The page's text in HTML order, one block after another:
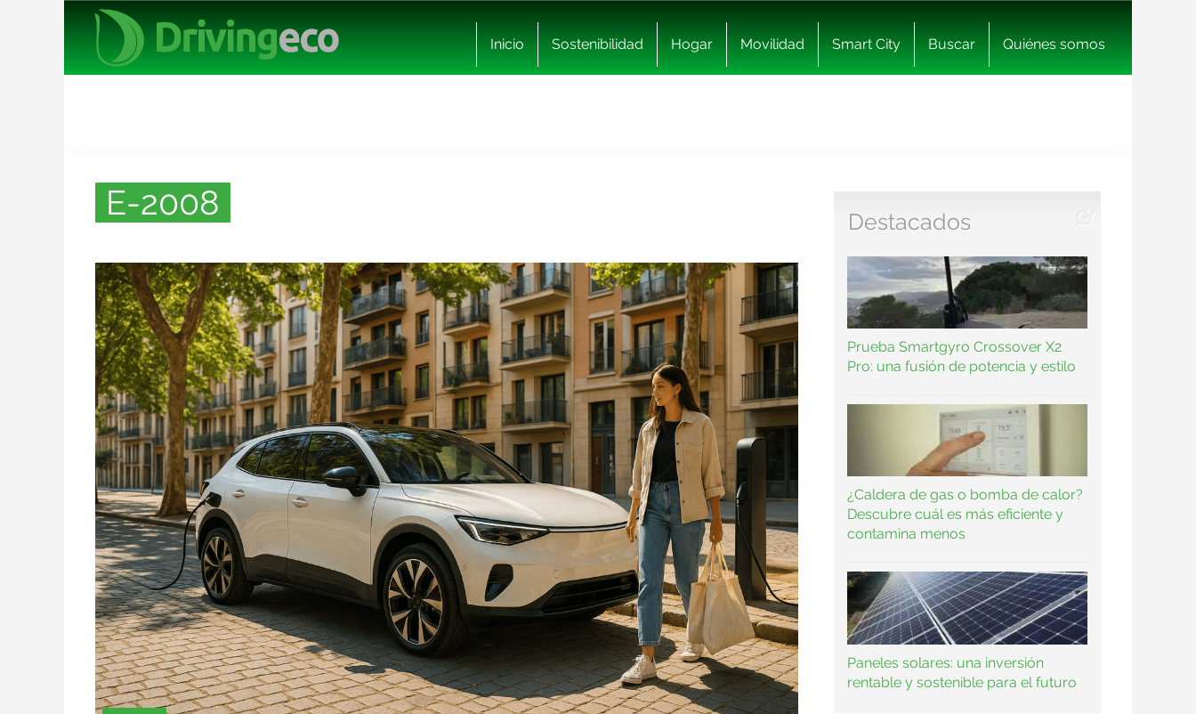
Inicio Sostenibilidad Hogar Movilidad Smart City Buscar Quiénes somos
E-2008 Destacados
Prueba Smartgyro Crossover X2
Pro: una fusión de potencia y estilo
¿Caldera de gas o bomba de calor?
Descubre cuál es más eficiente y
contamina menos
Paneles solares: una inversión
rentable y sostenible para el futuro